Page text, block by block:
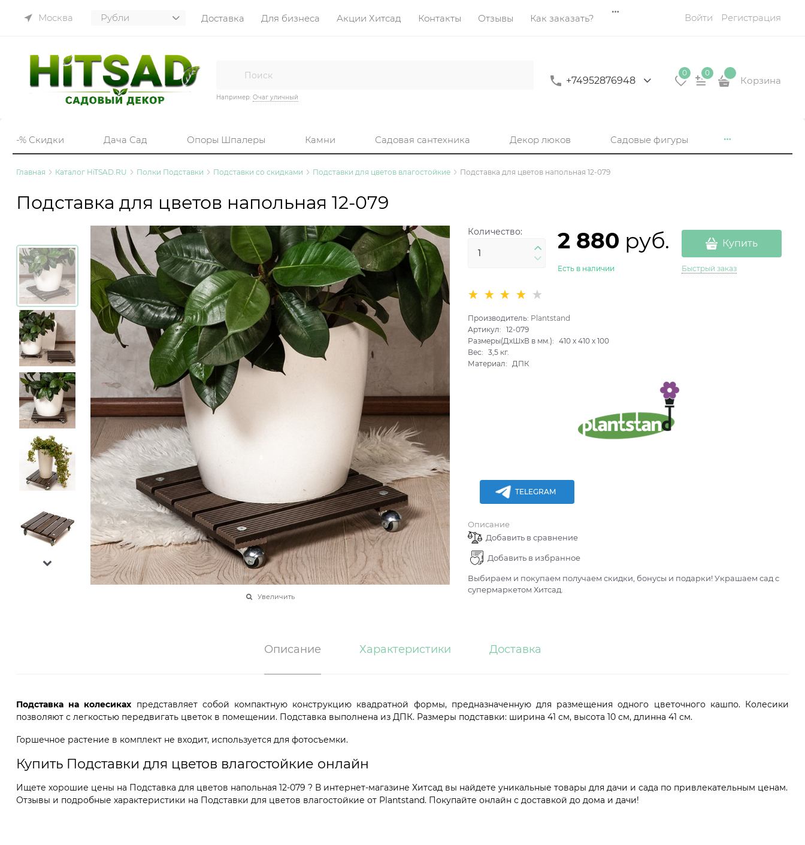
Москва Доставка Для бизнеса Акции Хитсад Контакты Отзывы Как заказать? Войти Регистрация
Например: Очаг уличный
+74952876948
0 0
Корзина
-% Скидки Дача Сад Опоры Шпалеры Камни Садовая сантехника Декор люков Садовые фигуры
Главная Каталог HiTSAD.RU Полки Подставки Подставки со скидками Подставки для цветов влагостойкие Подставка для цветов напольная 12-079
Подставка для цветов напольная 12-079
Увеличить
Количество: 2 880 руб.
Есть в наличии
Купить
Быстрый заказ
Производитель: Plantstand
Артикул:
12-079
Размеры(ДхШхВ в мм.):
410 x410 x100
Вес:
3,5 кг.
Материал:
ДПК
TELEGRAM
Описание
Добавить в сравнение
Добавить в избранное
Выбираем и покупаем получаем скидки, бонусы и подарки! Украшаем сад с
супермаркетом Хитсад.
Описание Характеристики Доставка
Подставка на колесиках представляет собой компактную конструкцию квадратной формы, предназначенную для размещения одного цветочного кашпо. Колесики
позволяют с легкостью передвигать цветок в помещении. Подставка выполнена из ДПК. Размеры подставки: ширина 41 см, высота 10 см, длинна 41 см.
Горшечное растение в комплект не входит, используется для фотосъемки.
Купить Подставки для цветов влагостойкие онлайн
Ищете хорошие цены на Подставка для цветов напольная 12-079 ? В интернет-магазине Хитсад вы найдете уникальные товары для дачи и сада по привлекательным ценам.
Отзывы и подробные характеристики на Подставки для цветов влагостойкие от Plantstand. Покупайте онлайн с доставкой до дома и дачи!